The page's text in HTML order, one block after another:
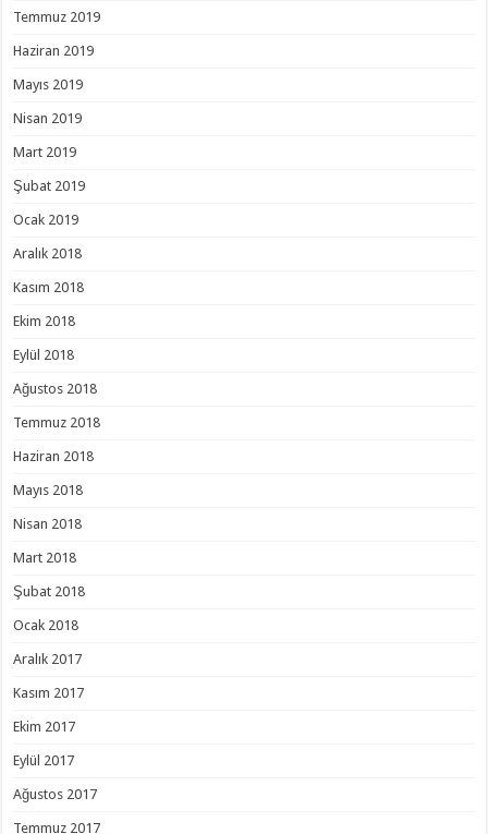
Temmuz 2019
Haziran 2019
Mayıs 2019
Nisan 2019
Mart 2019
Şubat 2019
Ocak 2019
Aralık 2018
Kasım 2018
Ekim 2018
Eylül 2018
Ağustos 2018
Temmuz 2018
Haziran 2018
Mayıs 2018
Nisan 2018
Mart 2018
Şubat 2018
Ocak 2018
Aralık 2017
Kasım 2017
Ekim 2017
Eylül 2017
Ağustos 2017
Temmuz 2017